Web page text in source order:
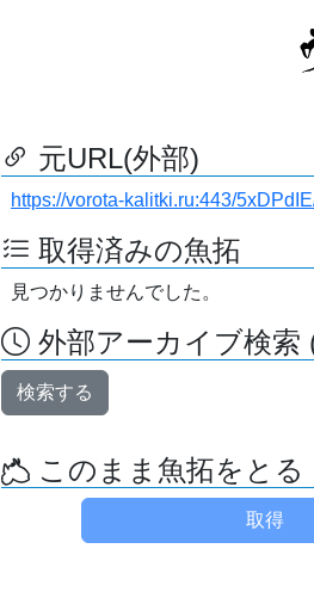
元URL(外部)
https://vorota-kalitki.ru:443/
取得済みの魚拓
見つかりませんでした。
外部アーカイブ検索
検索する
このまま魚拓をとる